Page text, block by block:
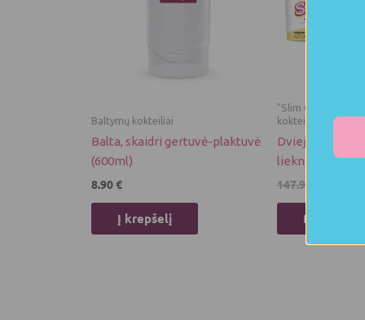
Baltymų kokteiliai
Balta, skaidri gertuvė-plaktuvė
(600ml)
8.90€
Į krepšelį
"Slim Queen"
kokteiliai
Dviejų
lieknėjimo
147.92
Pasirinkti